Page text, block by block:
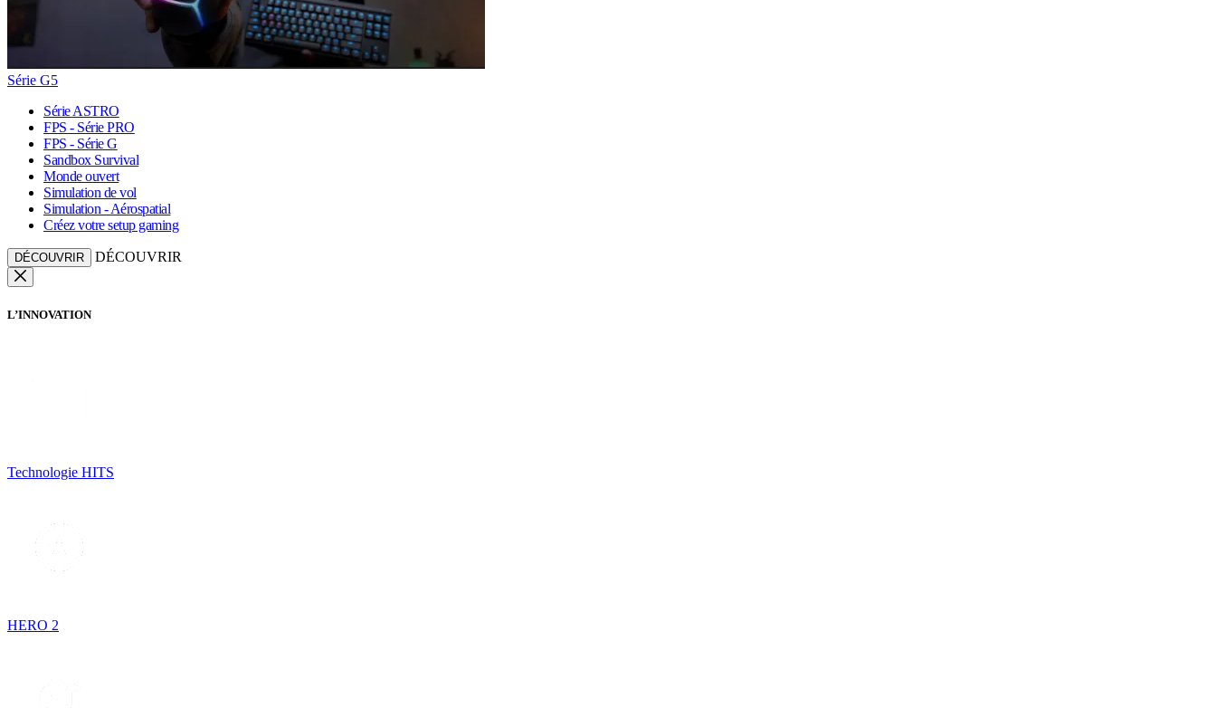
Série G5
Série ASTRO
FPS - Série PRO
FPS - Série G
Sandbox Survival
Monde ouvert
Simulation de vol
Simulation - Aérospatial
Créez votre setup gaming
DÉCOUVRIR DÉCOUVRIR
L’INNOVATION
Technologie HITS
HERO 2